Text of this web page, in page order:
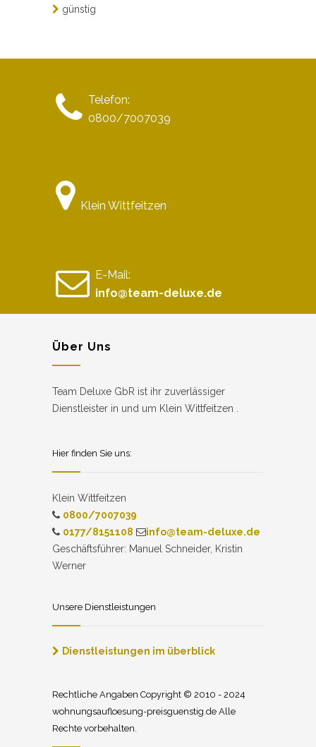
günstig
Telefon:
0800/7007039
Klein Wittfeitzen
E-Mail:
info@team-deluxe.de
Über Uns
Team Deluxe GbR ist ihr zuverlässiger
Dienstleister in und um Klein Wittfeitzen .
Hier finden Sie uns:
Klein Wittfeitzen
0800/7007039
0177/8151108
info@team-deluxe.de
Geschäftsführer: Manuel Schneider, Kristin
Werner
Unsere Dienstleistungen
Dienstleistungen im überblick
Rechtliche Angaben Copyright © 2010 - 2024
wohnungsaufloesung-preisguenstig.de Alle
Rechte vorbehalten.